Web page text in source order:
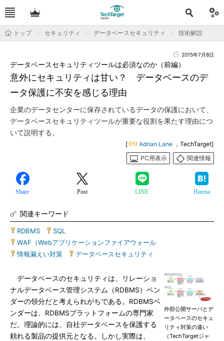
トップ セキュリティ データベースセキュリティ 技術解説
2015年7月8日
意外にセキュリティは甘い？ データベースのデ
ータ保護に不安を感じる理由
データベースセキュリティツールは必須なのか（前編）
企業のデータセンターに保存されているデータの保護において、
データベースセキュリティツールが重要な役割を果たす理由につ
いて説明する。
[ Adrian Lane ，TechTarget]
PC用表示
関連情報
Share Post LINE Hatena
関連キーワード
RDBMS SQL
WAF（Webアプリケーションファイアウォール
情報漏えい対策
データベースセキュリティ
外部公開サーバとデ
ータベースのセキュ
リティ対策の違い
（TechTargetジャ
データベースのセキュリティは、リレーショ
ナルデータベース管理システム（RDBMS）ベン
ダーの領分だと考えられがちである。RDBMSベ
ンダーは、RDBMSプラットフォームの専門家
だ。理論的には、自社データベースを保護する
頼れる製品の提供元となる。しかし実際は、